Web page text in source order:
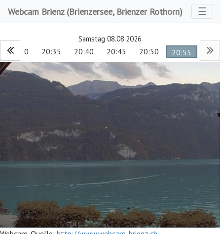
Webcam Brienz (Brienzersee, Brienzer Rothorn) ☰
Samstag 08.08.2026
20:30 20:35 20:40 20:45 20:50 20:55